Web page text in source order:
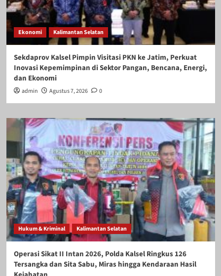
Ekonomi Kalimantan Selatan
Sekdaprov Kalsel Pimpin Visitasi PKN ke Jatim, Perkuat
Inovasi Kepemimpinan di Sektor Pangan, Bencana, Energi,
dan Ekonomi
admin Agustus 7, 2026 0
Hukum & Kriminal Kalimantan Selatan
Operasi Sikat II Intan 2026, Polda Kalsel Ringkus 126
Tersangka dan Sita Sabu, Miras hingga Kendaraan Hasil